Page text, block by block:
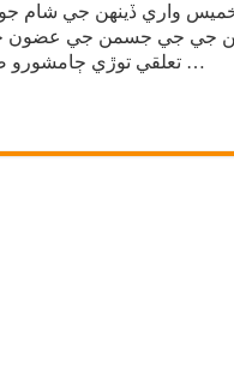
واري ڏينهن جي شام جو
جي جي جسمن جي عضون جا
تعلقي توڙي ڄامشورو ضلعي جي انتظاميا سنڌ حڪومت جي ساڍن 8 سالن جي …